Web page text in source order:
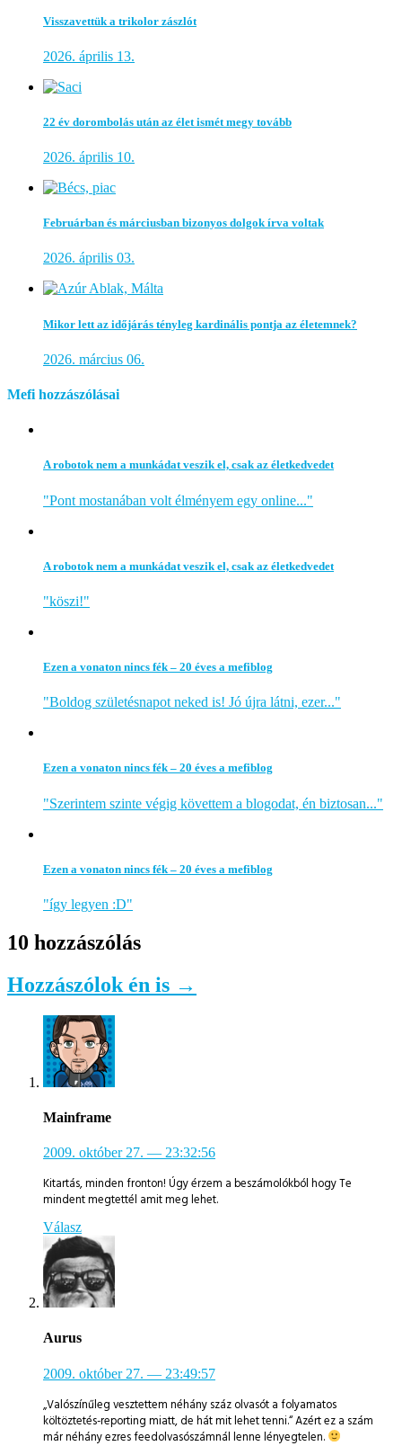
Visszavettük a trikolor zászlót
2026. április 13.
22 év dorombolás után az élet ismét megy tovább
2026. április 10.
Februárban és márciusban bizonyos dolgok írva voltak
2026. április 03.
Mikor lett az időjárás tényleg kardinális pontja az életemnek?
2026. március 06.
Mefi hozzászólásai
A robotok nem a munkádat veszik el, csak az életkedvedet
"Pont mostanában volt élményem egy online..."
A robotok nem a munkádat veszik el, csak az életkedvedet
"köszi!"
Ezen a vonaton nincs fék – 20 éves a mefiblog
"Boldog születésnapot neked is! Jó újra látni, ezer..."
Ezen a vonaton nincs fék – 20 éves a mefiblog
"Szerintem szinte végig követtem a blogodat, én biztosan..."
Ezen a vonaton nincs fék – 20 éves a mefiblog
"így legyen :D"
10 hozzászólás
Hozzászólok én is →
Mainframe
2009. október 27. — 23:32:56
Kitartás, minden fronton! Úgy érzem a beszámolókból hogy Te
mindent megtettél amit meg lehet.
Válasz
Aurus
2009. október 27. — 23:49:57
„Valószínűleg vesztettem néhány száz olvasót a folyamatos
költöztetés-reporting miatt, de hát mit lehet tenni.“ Azért ez a szám
már néhány ezres feedolvasószámnál lenne lényegtelen.